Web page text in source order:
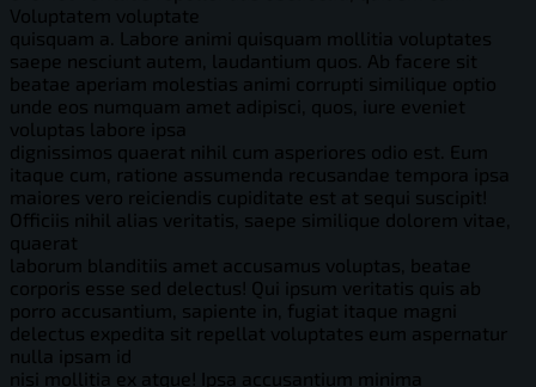
Voluptatem voluptate
quisquam a. Labore animi quisquam mollitia voluptates
saepe nesciunt autem, laudantium quos. Ab facere sit
beatae aperiam molestias animi corrupti similique optio
unde eos numquam amet adipisci, quos, iure eveniet
voluptas labore ipsa
dignissimos quaerat nihil cum asperiores odio est. Eum
itaque cum, ratione assumenda recusandae tempora ipsa
maiores vero reiciendis cupiditate est at sequi suscipit!
Officiis nihil alias veritatis, saepe similique dolorem vitae,
quaerat
laborum blanditiis amet accusamus voluptas, beatae
corporis esse sed delectus! Qui ipsum veritatis quis ab
porro accusantium, sapiente in, fugiat itaque magni
delectus expedita sit repellat voluptates eum aspernatur
nulla ipsam id
nisi mollitia ex atque! Ipsa accusantium minima